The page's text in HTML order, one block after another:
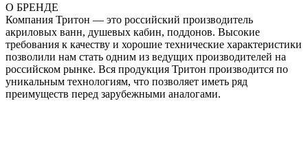
О БРЕНДЕ
Компания Тритон — это российский производитель
акриловых ванн, душевых кабин, поддонов. Высокие
требования к качеству и хорошие технические характеристики
позволили нам стать одним из ведущих производителей на
российском рынке. Вся продукция Тритон производится по
уникальным технологиям, что позволяет иметь ряд
преимуществ перед зарубежными аналогами.